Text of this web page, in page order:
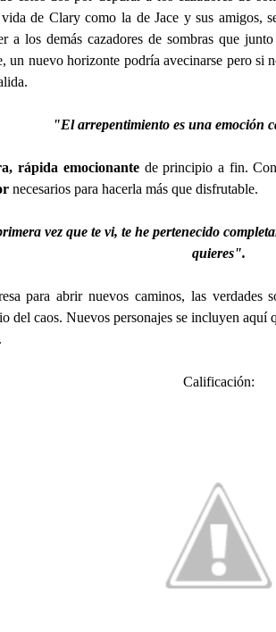
de Clary como la de Jace y sus amigos,
a los demás cazadores de sombras que
un nuevo horizonte podría avecinarse pero si
"El arrepentimiento es una emoción
rápida emocionantede principio a fin.
necesarios para hacerla más que disfrutable.
vez que te vi, te he pertenecido
quieres".
para abrir nuevos caminos, las verdades
del caos. Nuevos personajes se incluyen aquí
Calificación: